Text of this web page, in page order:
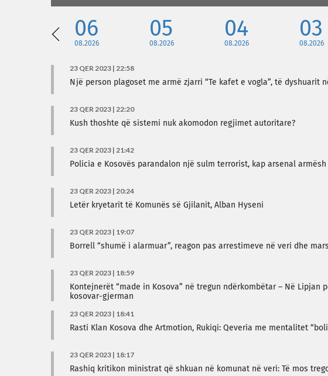
06
08.2026
05
08.2026
04
08.2026
03
08.2026
23 QER 2023 | 22:58
Një person plagoset me armë zjarri “Te kafet e vogla”, të dyshuarit
23 QER 2023 | 22:20
Kush thoshte që sistemi nuk akomodon regjimet autoritare?
23 QER 2023 | 21:42
Policia e Kosovës parandalon një sulm terrorist, kap arsenal
23 QER 2023 | 20:24
Letër kryetarit të Komunës së Gjilanit, Alban Hyseni
23 QER 2023 | 19:07
Borrell “shumë i alarmuar”, reagon pas arrestimeve në veri dhe
23 QER 2023 | 18:59
Kontejnerët “made in Kosova” në tregun ndërkombëtar – Në Lipjan
kosovar-gjerman
23 QER 2023 | 18:41
Rasti Klan Kosova dhe Artmotion, Rukiqi: Qeveria me mentalitet
23 QER 2023 | 18:17
Rashiq kritikon ministrat që shkuan në komunat në veri: Të mos